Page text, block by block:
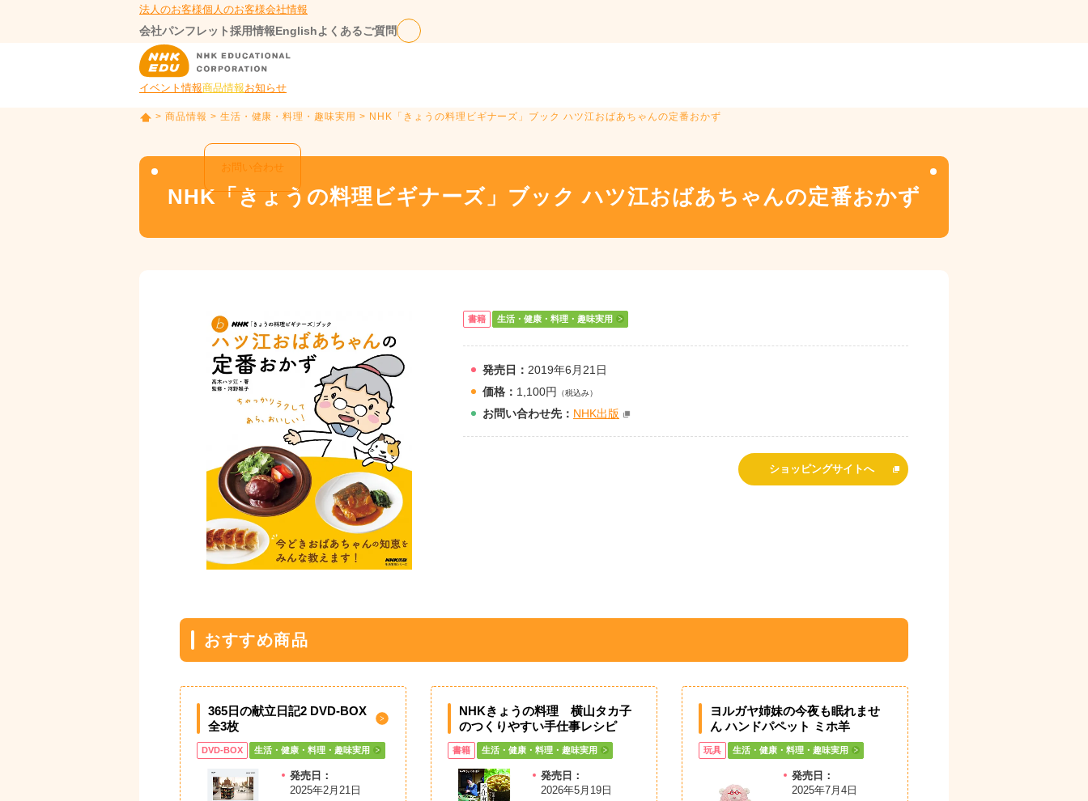
法人のお客様個人のお客様会社情報
会社パンフレット採用情報Englishよくあるご質問
イベント情報商品情報お知らせ
お問い合わせ
P
> 商品情報 > 生活・健康・料理・趣味実用 > NHK「きょうの料理ビギナーズ」ブック ハツ江おばあちゃんの定番おかず
NHK「きょうの料理ビギナーズ」ブック ハツ江おばあちゃんの定番おかず
書籍 生活・健康・料理・趣味実用
発売日： 2019年6月21日
価格： 1,100円 （税込み）
お問い合わせ先： NHK出版
ショッピングサイトへ
おすすめ商品
365日の献立日記2 DVD-BOX
全3枚
DVD-BOX 生活・健康・料理・趣味実用
発売日：
2025年2月21日
NHKきょうの料理 横山タカ子
のつくりやすい手仕事レシピ
書籍 生活・健康・料理・趣味実用
発売日：
2026年5月19日
ヨルガヤ姉妹の今夜も眠れませ
ん ハンドパペット ミホ羊
玩具 生活・健康・料理・趣味実用
発売日：
2025年7月4日